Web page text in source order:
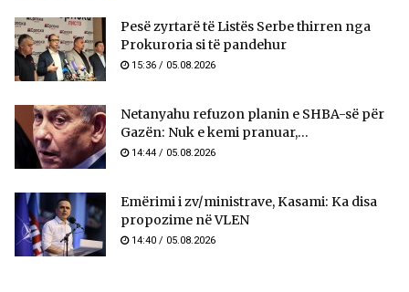
Pesë zyrtarë të Listës Serbe thirren nga
Prokuroria si të pandehur
15:36 / 05.08.2026
Netanyahu refuzon planin e SHBA-së për
Gazën: Nuk e kemi pranuar,...
14:44 / 05.08.2026
Emërimi i zv/ministrave, Kasami: Ka disa
propozime në VLEN
14:40 / 05.08.2026